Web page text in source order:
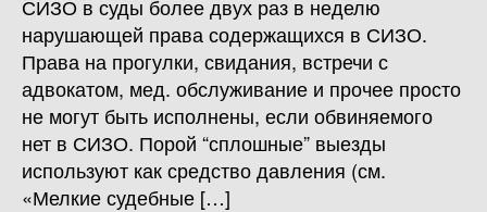
СИЗО в суды более двух раз в неделю
нарушающей права содержащихся в СИЗО.
Права на прогулки, свидания, встречи с
адвокатом, мед. обслуживание и прочее просто
не могут быть исполнены, если обвиняемого
нет в СИЗО. Порой “сплошные” выезды
используют как средство давления (см.
«Мелкие судебные […]